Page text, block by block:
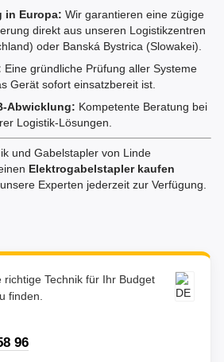
in Europa: Wir garantieren eine zügige
direkt aus unseren Logistikzentren
oder Banská Bystrica (Slowakei).
Eine gründliche Prüfung aller Systeme
Gerät sofort einsatzbereit ist.
Abwicklung: Kompetente Beratung bei
Logistik-Lösungen.
und Gabelstapler von Linde
Elektrogabelstapler kaufen
Experten jederzeit zur Verfügung.
Technik für Ihr Budget
finden.
96